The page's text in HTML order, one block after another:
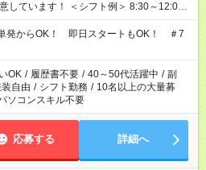
しています！ ＜シフト例＞ 8:30～12:00
22:00 22:00～翌6:00 など
発からOK！ 即日スタートもOK！ ＃7
OK / 履歴書不要 / 40～50代活躍中 / 副
装自由 / シフト勤務 / 10名以上の大量募
ソコンスキル不要
応募する 詳細へ